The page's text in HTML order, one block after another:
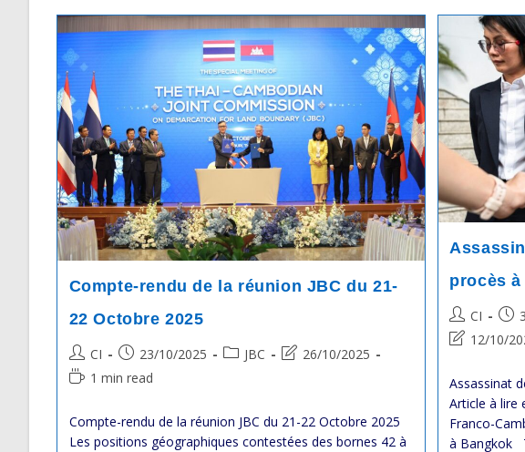
Compte-rendu de la réunion JBC du 21-
22 Octobre 2025
Post
author:
CI
Post
published:
23/10/2025
PostJBC
Post26/10/2025
Reading1 min read
Compte-rendu de la réunion JBC du 21-22 Octobre 2025
Les positions géographiques contestées des bornes 42 à
procès
Post
author:
CI
Post
Post
modified:
12/10/
Assassinat
Article à lire
Franco-
à Bangkok